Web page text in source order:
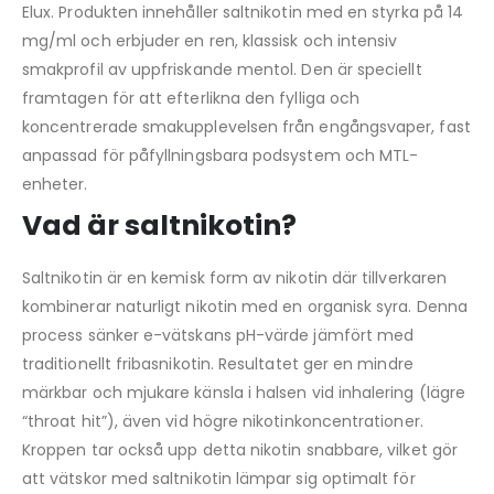
Elux. Produkten innehåller saltnikotin med en styrka på 14
mg/ml och erbjuder en ren, klassisk och intensiv
smakprofil av uppfriskande mentol. Den är speciellt
framtagen för att efterlikna den fylliga och
koncentrerade smakupplevelsen från engångsvaper, fast
anpassad för påfyllningsbara podsystem och MTL-
enheter.
Vad är saltnikotin?
Saltnikotin är en kemisk form av nikotin där tillverkaren
kombinerar naturligt nikotin med en organisk syra. Denna
process sänker e-vätskans pH-värde jämfört med
traditionellt fribasnikotin. Resultatet ger en mindre
märkbar och mjukare känsla i halsen vid inhalering (lägre
“throat hit”), även vid högre nikotinkoncentrationer.
Kroppen tar också upp detta nikotin snabbare, vilket gör
att vätskor med saltnikotin lämpar sig optimalt för